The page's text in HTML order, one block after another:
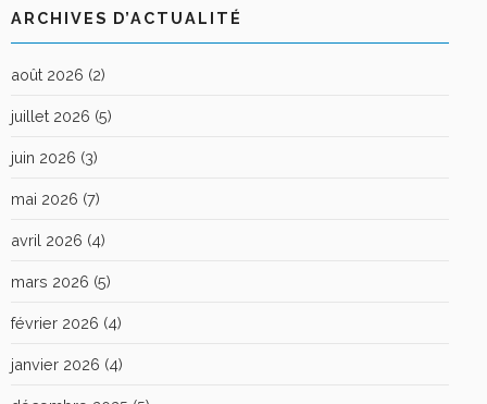
ARCHIVES D’ACTUALITÉ
août 2026 (2)
juillet 2026 (5)
juin 2026 (3)
mai 2026 (7)
avril 2026 (4)
mars 2026 (5)
février 2026 (4)
janvier 2026 (4)